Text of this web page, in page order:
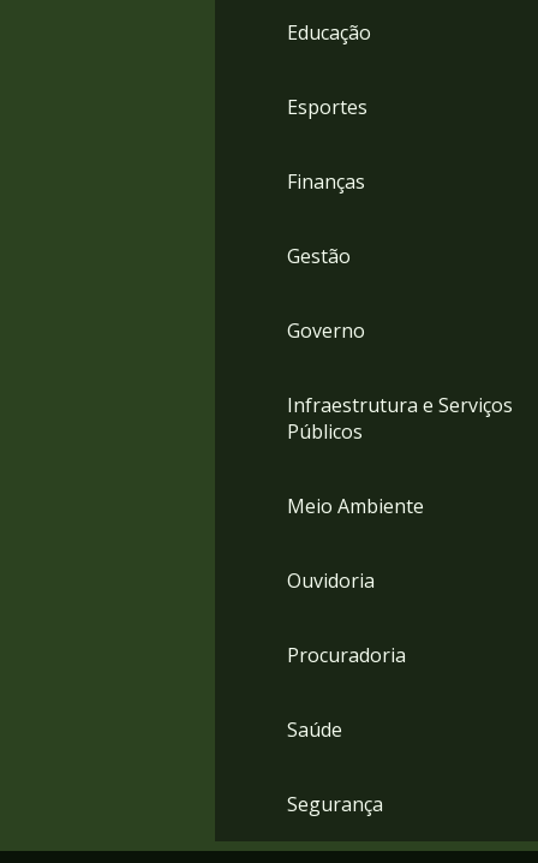
Educação
Esportes
Finanças
Gestão
Governo
Infraestrutura e Serviços
Públicos
Meio Ambiente
Ouvidoria
Procuradoria
Saúde
Segurança